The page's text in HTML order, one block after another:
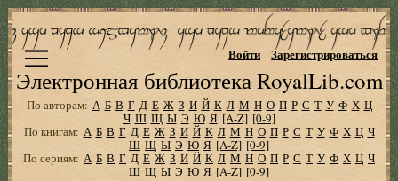
Электронная библиотека RoyalLib.com
Войти Зарегистрироваться
По авторам: А Б В Г Д Е Ж З И Й К Л М Н О П Р С Т У Ф Х Ц
Ч Ш Щ Ы Э Ю Я [A-Z] [0-9]
По книгам: А Б В Г Д Е Ж З И Й К Л М Н О П Р С Т У Ф Х Ц Ч
Ш Щ Ы Э Ю Я [A-Z] [0-9]
По сериям: А Б В Г Д Е Ж З И Й К Л М Н О П Р С Т У Ф Х Ц Ч
Ш Щ Ы Э Ю Я [A-Z] [0-9]